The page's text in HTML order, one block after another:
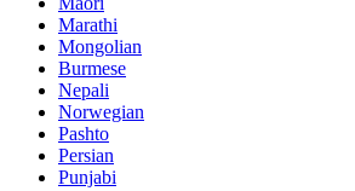
Marathi
Mongolian
Burmese
Nepali
Norwegian
Pashto
Persian
Punjabi